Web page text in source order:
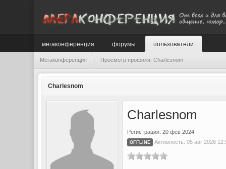
мегаконференция форумы пользователи
Мегаконференция Просмотр профиля: Charlesnom
Charlesnom
Charlesnom
Регистрация: 20 фев 2024
OFFLINE Активность: 05 авг 2026